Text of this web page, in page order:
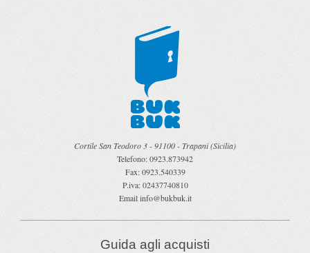
Cortile San Teodoro 3-91100-Trapani(Sicilia)
Telefono:0923.873942
Fax:0923.540339
P.iva:02437740810
Emailinfo@bukbuk.it
Guida agli acquisti